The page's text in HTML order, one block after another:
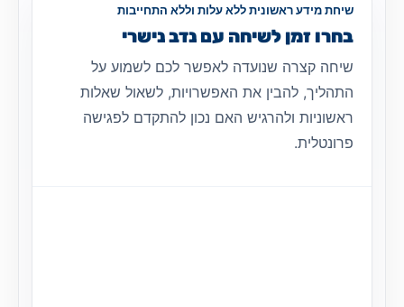
שיחת מידע ראשונית ללא עלות וללא התחייבות
בחרו זמן לשיחה עם נדב נישרי
שיחה קצרה שנועדה לאפשר לכם לשמוע על
התהליך, להבין את האפשרויות, לשאול שאלות
ראשוניות ולהרגיש האם נכון להתקדם לפגישה
פרונטלית.